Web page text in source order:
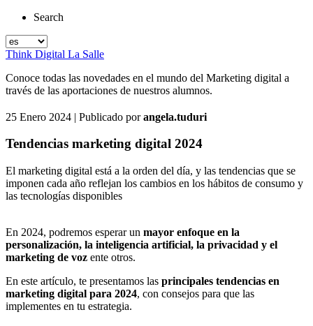
Search
Think Digital La Salle
Conoce todas las novedades en el mundo del Marketing digital a
través de las aportaciones de nuestros alumnos.
25 Enero 2024 | Publicado porangela.tuduri
Tendencias marketing digital 2024
El marketing digital está a la orden del día, y las tendencias que se
imponen cada año reflejan los cambios en los hábitos de consumo y
las tecnologías disponibles
En 2024, podremos esperar un mayor enfoque en la
personalización, la inteligencia artificial, la privacidad y el
marketing de voz ente otros.
En este artículo, te presentamos las principales tendencias en
marketing digital para 2024, con consejos para que las
implementes en tu estrategia.